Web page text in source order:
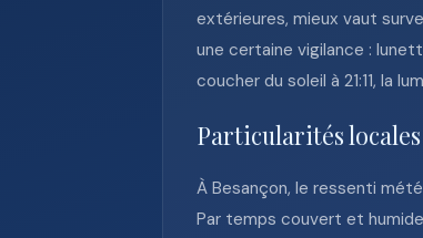
extérieures, mieux vaut
une certaine vigilance :
coucher du soleil à 21:11, la
Particularités locales
À Besançon, le ressenti
Par temps couvert et